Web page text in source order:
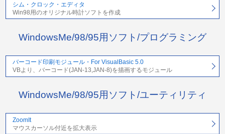
シム・クロック・エディタ
Win98用のオリジナル時計ソフトを作成
WindowsMe/98/95用ソフト/プログラミング
バーコード印刷モジュール・For VisualBasic 5.0
VBより、バーコード(JAN-13,JAN-8)を描画するモジュール
WindowsMe/98/95用ソフト/ユーティリティ
ZoomIt
マウスカーソル付近を拡大表示